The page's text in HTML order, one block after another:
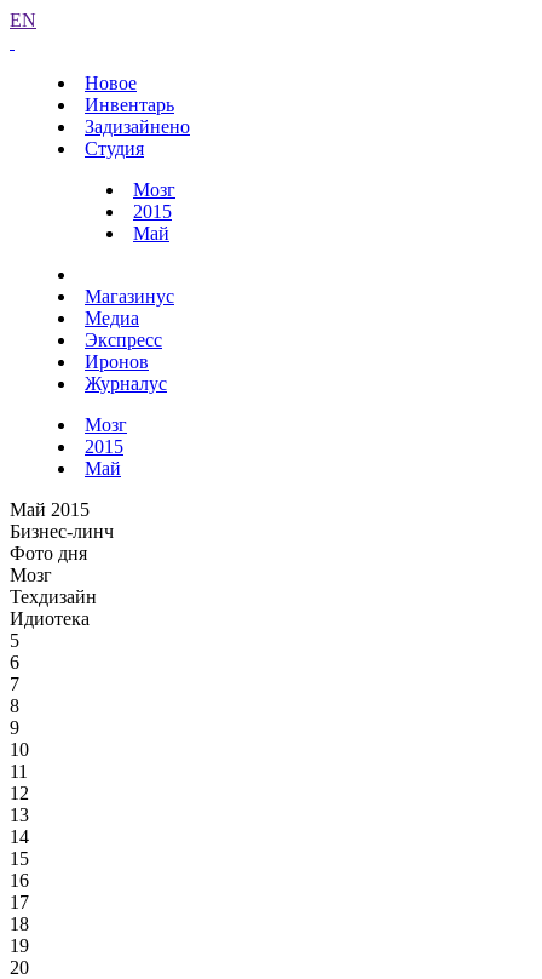
EN
Новое
Инвентарь
Задизайнено
Студия
Мозг
2015
Май
Магазинус
Медиа
Экспресс
Иронов
Журналус
Мозг
2015
Май
Май 2015
Бизнес-линч
Фото дня
Мозг
Техдизайн
Идиотека
5
6
7
8
9
10
11
12
13
14
15
16
17
18
19
20